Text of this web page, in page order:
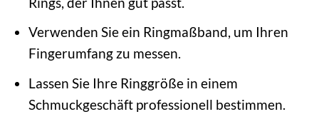
Verwenden Sie ein Ringmaßband, um Ihren
Fingerumfang zu messen.
Lassen Sie Ihre Ringgröße in einem
Schmuckgeschäft professionell bestimmen.